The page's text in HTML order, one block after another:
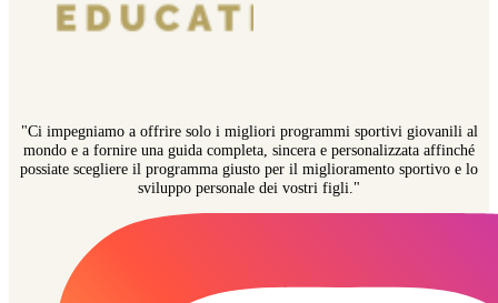
"Ci impegniamo a offrire solo i migliori programmi sportivi giovanili al
mondo e a fornire una guida completa, sincera e personalizzata affinché
possiate scegliere il programma giusto per il miglioramento sportivo e lo
sviluppo personale dei vostri figli."